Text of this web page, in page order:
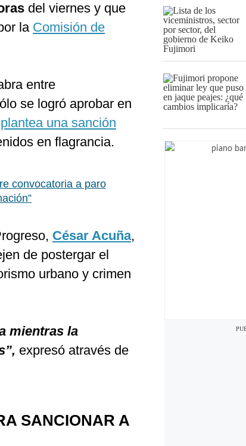
del viernes y que
la Comisión de
entre
se logró aprobar en
una sanción
en flagrancia.
convocatoria a paro
César Acuña,
de postergar el
urbano y crimen
mientras la
expresó através de
SANCIONAR A